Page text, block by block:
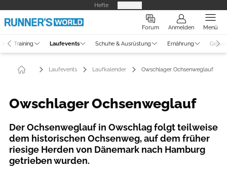
Hefte
Forum Anmelden Menü
Training Laufevents Schuhe & Ausrüstung Ernährung
Laufevents Laufkalender Owschlager Ochsenweglauf
Owschlager Ochsenweglauf
Der Ochsenweglauf in Owschlag folgt teilweise
dem historischen Ochsenweg, auf dem früher
riesige Herden von Dänemark nach Hamburg
getrieben wurden.